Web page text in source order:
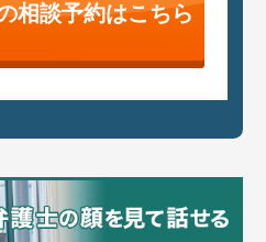
相談予約はこちら